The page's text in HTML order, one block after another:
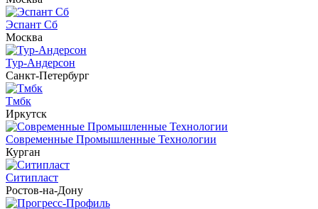
Эспант Сб
Москва
Тур-Андерсон
Санкт-Петербург
Тмбк
Иркутск
Современные Промышленные Технологии
Курган
Ситипласт
Ростов-на-Дону